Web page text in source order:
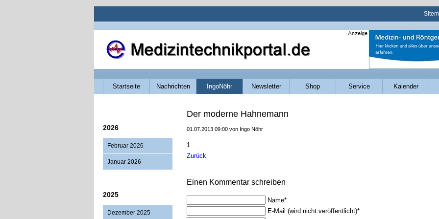
Navigation
überspringen
Startseite Nachrichten IngoNöhr Newsletter Shop Service Kalender
2026
Februar 2026
Januar 2026
2025
Dezember 2025
Der moderne Hahnemann
01.07.2013 09:00 von Ingo Nöhr
1
Zurück
Einen Kommentar schreiben
Pflichtfeld
Name*
Pflichtfeld
E-Mail (wird nicht veröffentlicht)*